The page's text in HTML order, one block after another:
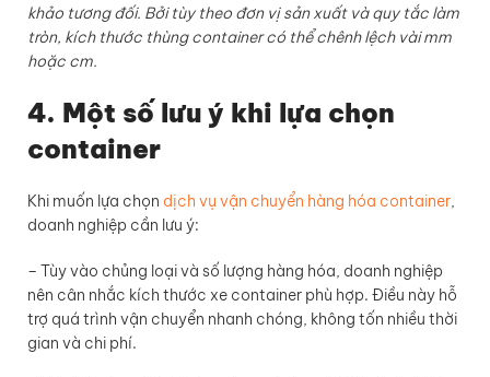
khảo tương đối. Bởi tùy theo đơn vị sản xuất và quy tắc làm
tròn, kích thước thùng container có thể chênh lệch vài mm
hoặc cm.
4. Một số lưu ý khi lựa chọn
container
Khi muốn lựa chọn dịch vụ vận chuyển hàng hóa container
doanh nghiệp cần lưu ý:
– Tùy vào chủng loại và số lượng hàng hóa, doanh nghiệp
nên cân nhắc kích thước xe container phù hợp. Điều này hỗ
trợ quá trình vận chuyển nhanh chóng, không tốn nhiều thời
gian và chi phí.